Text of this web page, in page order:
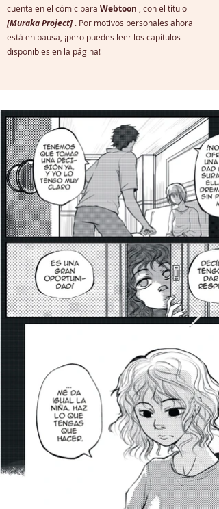
cuenta en el cómic para Webtoon , con el título
[Muraka Project] . Por motivos personales ahora
está en pausa, ¡pero puedes leer los capítulos
disponibles en la página!